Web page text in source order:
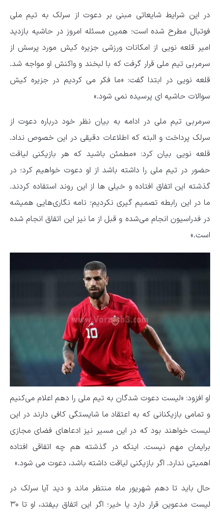
در این شرایط شایعاتی مبنی بر دعوت از سرلک به تیم ملی
فوتبال مطرح شده است؛ همین مسئله امروز در حاشیه بازدید
امیر قلعه نویی از امکانات ورزشی جزیره کیش مورد پرسش از
سرمربی تیم ملی قرار گرفت که با لبخند و واکنش او مواجه شد.
قلعه نویی در ابتدا گفت: «ما فکر می کردیم در جزیره کیش
سوالات حاشیه ای پرسیده نمی شود.»
سرمربی تیم ملی در ادامه به بیان نظر خود درباره دعوت از
سرلک پرداخت و البته که اطلاعات دقیقی در این خصوص نداد.
قلعه نویی بیان کرد: «مطمئن باشید که هر بازیکنی لیاقت
حضور در تیم ملی را داشته باشد از او دعوت خواهیم کرد؛‌ در
گذشته این اتفاق افتاده و خیلی ها از این روند استفاده کردند.
ما در این رابطه تصمیم گیری نکردیم؛ نامه نگاری‌هایی همیشه
در فدراسیون انجام می‌شده و قبل از ما نیز این اتفاق انجام شده
است.»
او افزود: «لیست دعوت شدگان به تیم ملی را دهم اعلام می‌کنیم
و تمامی بازیکنانی که به اعتقاد ما شایستگی کافی دارند در این
لیست خواهند بود که در این مسیر نیز ادعاهای فضای مجازی
برایمان مهم نیست. اینکه در گذشته هم چه اتفاقی افتاده
اهمیتی ندارد. اگر بازیکنی لیاقت داشته باشد، دعوت می شود.»
حال باید تا دهم شهریور ماه منتظر ماند و دید آیا سرلک در
لیست مدعوین قرار دارد یا خیر؛ اگر این اتفاق بیفتد، او تا ۳۰